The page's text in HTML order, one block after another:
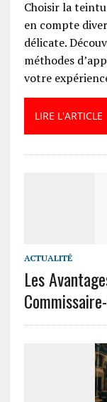
Choisir la
en compte
délicate.
méthodes
votre
LIRE L'ARTICLE
ACTUALITÉ
Les